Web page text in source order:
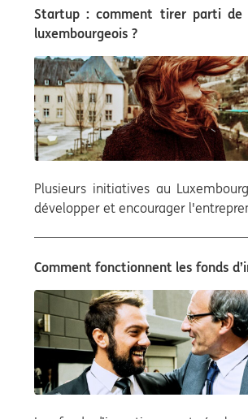
Startup : comment tirer parti de
luxembourgeois ?
Plusieurs initiatives au
développer et encourager
Comment fonctionnent les fonds